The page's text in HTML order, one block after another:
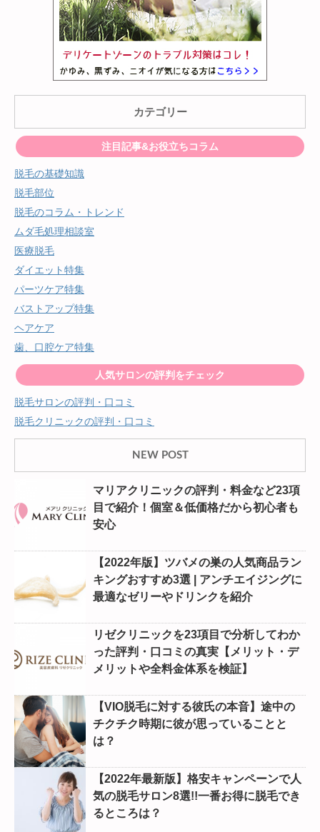
カテゴリー
注目記事&お役立ちコラム
脱毛の基礎知識
脱毛部位
脱毛のコラム・トレンド
ムダ毛処理相談室
医療脱毛
ダイエット特集
パーツケア特集
バストアップ特集
ヘアケア
歯、口腔ケア特集
人気サロンの評判をチェック
脱毛サロンの評判・口コミ
脱毛クリニックの評判・口コミ
NEW POST
マリアクリニックの評判・料金など23項
目で紹介！個室＆低価格だから初心者も
安心
【2022年版】ツバメの巣の人気商品ラン
キングおすすめ3選 | アンチエイジングに
最適なゼリーやドリンクを紹介
リゼクリニックを23項目で分析してわか
った評判・口コミの真実【メリット・デ
メリットや全料金体系を検証】
【VIO脱毛に対する彼氏の本音】途中の
チクチク時期に彼が思っていることと
は？
【2022年最新版】格安キャンペーンで人
気の脱毛サロン8選!!一番お得に脱毛でき
るところは？